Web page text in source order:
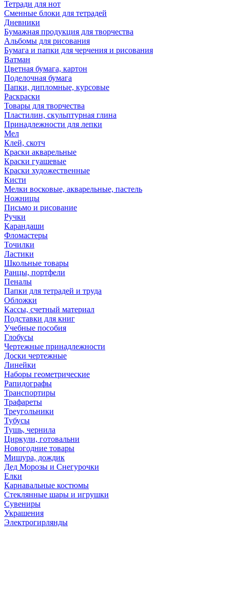
Тетради для нот
Сменные блоки для тетрадей
Дневники
Бумажная продукция для творчества
Альбомы для рисования
Бумага и папки для черчения и рисования
Ватман
Цветная бумага, картон
Поделочная бумага
Папки, дипломные, курсовые
Раскраски
Товары для творчества
Пластилин, скульптурная глина
Принадлежности для лепки
Мел
Клей, скотч
Краски акварельные
Краски гуашевые
Краски художественные
Кисти
Мелки восковые, акварельные, пастель
Ножницы
Письмо и рисование
Ручки
Карандаши
Фломастеры
Точилки
Ластики
Школьные товары
Ранцы, портфели
Пеналы
Папки для тетрадей и труда
Обложки
Кассы, счетный материал
Подставки для книг
Учебные пособия
Глобусы
Чертежные принадлежности
Доски чертежные
Линейки
Наборы геометрические
Рапидографы
Транспортиры
Трафареты
Треугольники
Тубусы
Тушь, чернила
Циркули, готовальни
Новогодние товары
Мишура, дождик
Дед Морозы и Снегурочки
Елки
Карнавальные костюмы
Стеклянные шары и игрушки
Сувениры
Украшения
Электрогирлянды